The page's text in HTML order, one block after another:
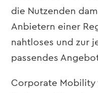
die Nutzenden
Anbietern einer
nahtloses und zur
passendes
Corporate Mobility